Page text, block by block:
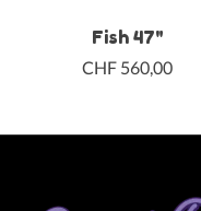
Fish 47"
CHF 560,00